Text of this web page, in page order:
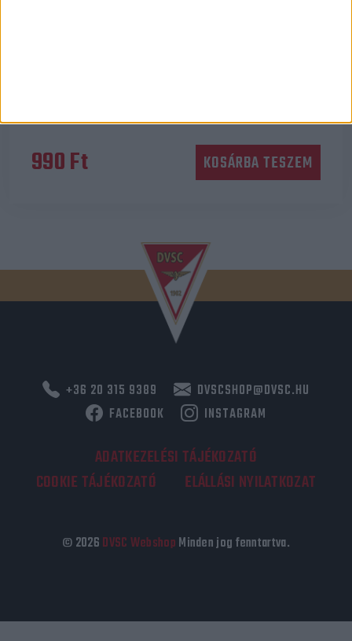
990Ft KOSÁRBA TESZEM
+36 20 315 9389
DVSCSHOP@DVSC.HU
FACEBOOK
INSTAGRAM
ADATKEZELÉSI TÁJÉKOZATÓ
COOKIE TÁJÉKOZATÓ
ELÁLLÁSI NYILATKOZAT
© 2026DVSC WebshopMinden jog fenntartva.